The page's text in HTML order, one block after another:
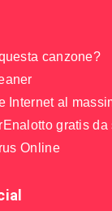
canzone?
Internet al
gratis da
Online